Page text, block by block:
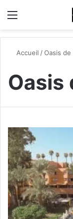
Accueil /Oasis
Oasis